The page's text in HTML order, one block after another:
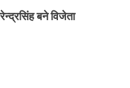
बने विजेता